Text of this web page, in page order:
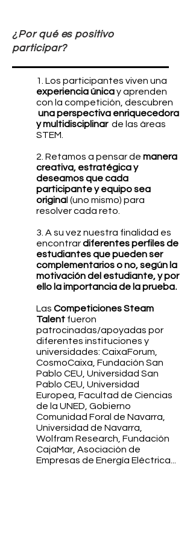
¿Por qué es positivo
participar?
1. Los participantes viven una
experiencia únicay aprenden
con la competición, descubren
una perspectiva enriquecedora
y multidisciplinarde las áreas
STEM.
2. Retamos a pensar de manera
creativa, estratégica y
deseamos que cada
participante y equipo sea
origina l (uno mismo) para
resolver cada reto.
3. A su vez nuestra finalidad es
encontrardiferentes perfiles de
estudiantes que pueden ser
complementarios o no, según la
motivación del estudiante, y por
ello la importancia de la prueba.
Las Competiciones Steam
Talent fueron
patrocinadas/apoyadas por
diferentes instituciones y
universidades: CaixaForum,
CosmoCaixa, Fundación San
Pablo CEU, Universidad San
Pablo CEU, Universidad
Europea, Facultad de Ciencias
de la UNED, Gobierno
Comunidad Foral de Navarra,
Universidad de Navarra,
Wolfram Research, Fundación
CajaMar, Asociación de
Empresas de Energía Eléctrica...